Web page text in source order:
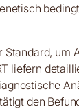
Standard,
liefern
den